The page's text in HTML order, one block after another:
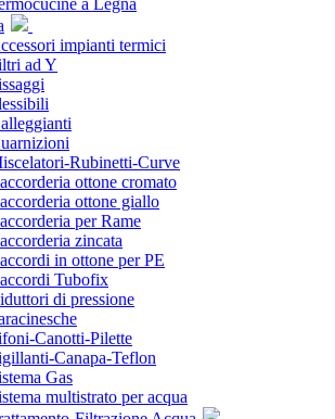
a Legna
impianti termici
ad Y
Rubinetti-Curve
ottone cromato
ottone giallo
per Rame
zincata
in ottone per PE
Tubofix
di pressione
Canotti-Pilette
Canapa-Teflon
Gas
multistrato per acqua